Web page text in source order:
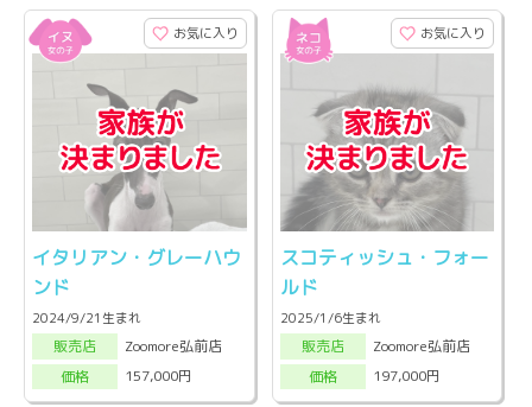
お気に入り
イタリアン・グレーハウ
ンド
2024/9/21生まれ
販売店
Zoomore弘前店
価格
157,000円
お気に入り
スコティッシュ・フォー
ルド
2025/1/6生まれ
販売店
Zoomore弘前店
価格
197,000円